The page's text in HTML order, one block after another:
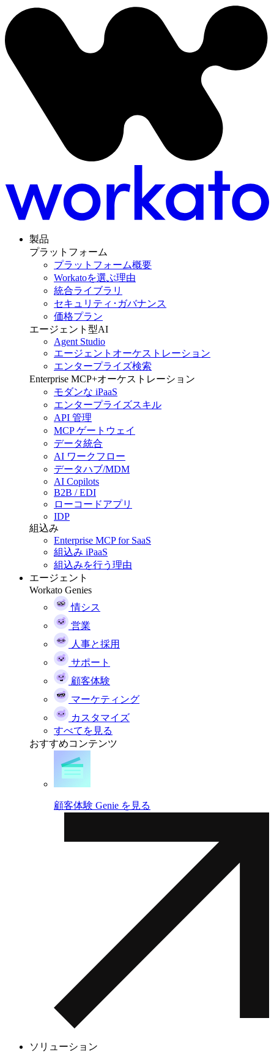
製品
プラットフォーム
プラットフォーム概要
Workatoを選ぶ理由
統合ライブラリ
セキュリティ･ガバナンス
価格プラン
エージェント型AI
Agent Studio
エージェントオーケストレーション
エンタープライズ検索
Enterprise MCP+オーケストレーション
モダンな iPaaS
エンタープライズスキル
API 管理
MCP ゲートウェイ
データ統合
AI ワークフロー
データハブ/MDM
AI Copilots
B2B / EDI
ローコードアプリ
IDP
組込み
Enterprise MCP for SaaS
組込み iPaaS
組込みを行う理由
エージェント
Workato Genies
情シス
営業
人事と採用
サポート
顧客体験
マーケティング
カスタマイズ
すべてを見る
おすすめコンテンツ
顧客体験 Genie を見る
ソリューション